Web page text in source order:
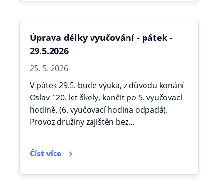
Úprava délky vyučování - pátek -
29.5.2026
25. 5. 2026
V pátek 29.5. bude výuka, z důvodu konání
Oslav 120. let školy, končit po 5. vyučovací
hodině. (6. vyučovací hodina odpadá).
Provoz družiny zajištěn bez…
Číst více